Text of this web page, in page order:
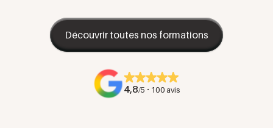
Découvrir toutes nos formations
4,8/5 · 100 avis